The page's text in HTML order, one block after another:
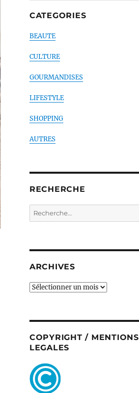
CATEGORIES
BEAUTE
CULTURE
GOURMANDISES
LIFESTYLE
SHOPPING
AUTRES
RECHERCHE
Recherche
pour :
ARCHIVES
ARCHIVES
COPYRIGHT / MENTIONS
LEGALES